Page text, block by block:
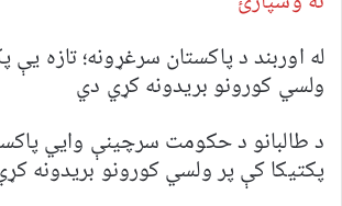
له اوربند د پاکستان سرغړونه؛ تازه یې
ولسي کورونو بریدونه کړي دي
د طالبانو د حکومت سرچینې وايي
پکتیکا کې پر ولسي کورونو بریدونه